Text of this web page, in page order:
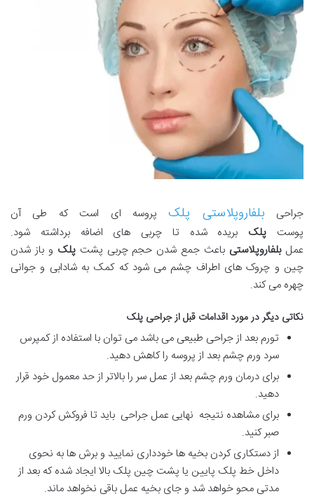
جراحی بلفاروپلاستی پلکپروسه ‏ای است که طی آن
پوست پلک بریده شده تا چربی‏ های اضافه برداشته شود.
عملبلفاروپلاستی باعث جمع شدن حجم چربی پشتپلک و باز شدن
چین و چروک های اطراف چشم می شود که کمک به شادابی و جوانی
چهره می کند.
نکاتی دیگر در مورد اقدامات قبل از جراحی پلک
تورم بعد از جراحی طبیعی می باشد می توان با استفاده از کمپرس
سرد ورم چشم بعد از پروسه را کاهش دهید.
برای درمان ورم چشم بعد از عمل سر را بالاتر از حد معمول خود قرار
دهید.
برای مشاهده نتیجه نهایی عمل جراحی باید تا فروکش کردن ورم
صبر کنید.
از دستکاری کردن بخیه ها خودداری نمایید و برش ها به نحوی
داخل خط پلک پایین یا پشت چین پلک بالا ایجاد شده که بعد از
مدتی محو خواهد شد و جای بخیه عمل باقی نخواهد ماند.